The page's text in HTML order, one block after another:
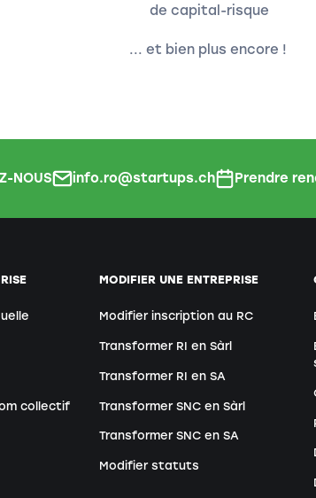
de capital-risque
... et bien plus encore !
NOUS info.ro@startups.ch Prendre
collectif
MODIFIER UNE ENTREPRISE
Modifier inscription au RC
Transformer RI en Sàrl
Transformer RI en SA
Transformer SNC en Sàrl
Transformer SNC en SA
Modifier statuts